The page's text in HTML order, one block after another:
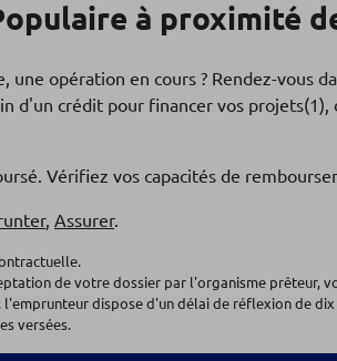
à proximité
une opération en cours ? Rendez-vous
d'un crédit pour financer vos
Vérifiez vos capacités de
, Assurer.
de votre dossier par l'organisme
dispose d'un délai de réflexion de
versées.